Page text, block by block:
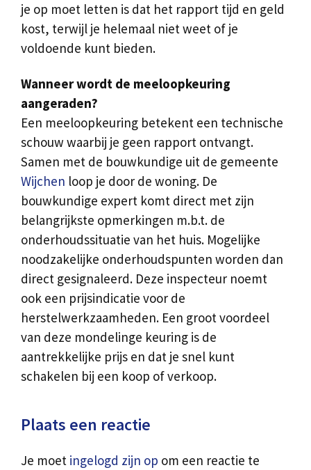
je op moet letten is dat het rapport tijd en geld
kost, terwijl je helemaal niet weet of je
voldoende kunt bieden.
Wanneer wordt de meeloopkeuring
aangeraden?
Een meeloopkeuring betekent een technische
schouw waarbij je geen rapport ontvangt.
Samen met de bouwkundige uit de gemeente
Wijchen loop je door de woning. De
bouwkundige expert komt direct met zijn
belangrijkste opmerkingen m.b.t. de
onderhoudssituatie van het huis. Mogelijke
noodzakelijke onderhoudspunten worden dan
direct gesignaleerd. Deze inspecteur noemt
ook een prijsindicatie voor de
herstelwerkzaamheden. Een groot voordeel
van deze mondelinge keuring is de
aantrekkelijke prijs en dat je snel kunt
schakelen bij een koop of verkoop.
Plaats een reactie
Je moet ingelogd zijn op om een reactie te